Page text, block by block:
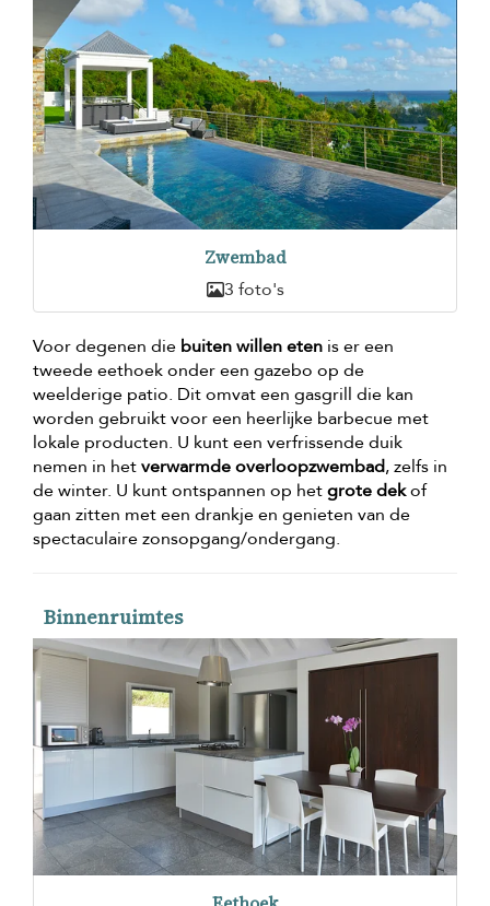
Zwembad
3 foto's
Voor degenen die buiten willen eten is er een
tweede eethoek onder een gazebo op de
weelderige patio. Dit omvat een gasgrill die kan
worden gebruikt voor een heerlijke barbecue met
lokale producten. U kunt een verfrissende duik
nemen in hetverwarmde overloopzwembad, zelfs in
de winter. U kunt ontspannen op hetgrote dekof
gaan zitten met een drankje en genieten van de
spectaculaire zonsopgang/ondergang.
Binnenruimtes